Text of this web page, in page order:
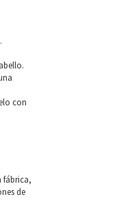
con
fábrica,
de